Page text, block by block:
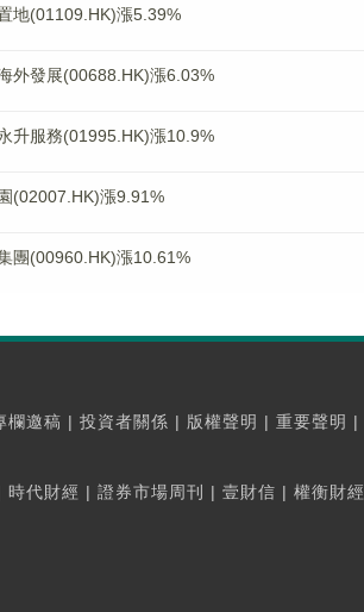
地(01109.HK)漲5.39%
外發展(00688.HK)漲6.03%
升服務(01995.HK)漲10.9%
(02007.HK)漲9.91%
團(00960.HK)漲10.61%
欄邀稿 | 投資者關係 | 版權聲明 | 重要聲明 |
時代財經 | 證券市場周刊 | 壹財信 | 權衡財經